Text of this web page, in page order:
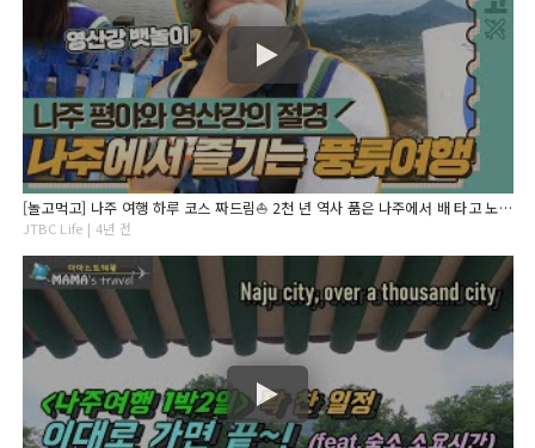
[놀고먹고] 나주 여행 하루 코스 짜드림⛵ 2천 년 역사 품은 나주에서 배 타고 노래하는 풍류여행｜다채로운 아침｜JTBC 210607 방송
JTBC Life | 4년 전